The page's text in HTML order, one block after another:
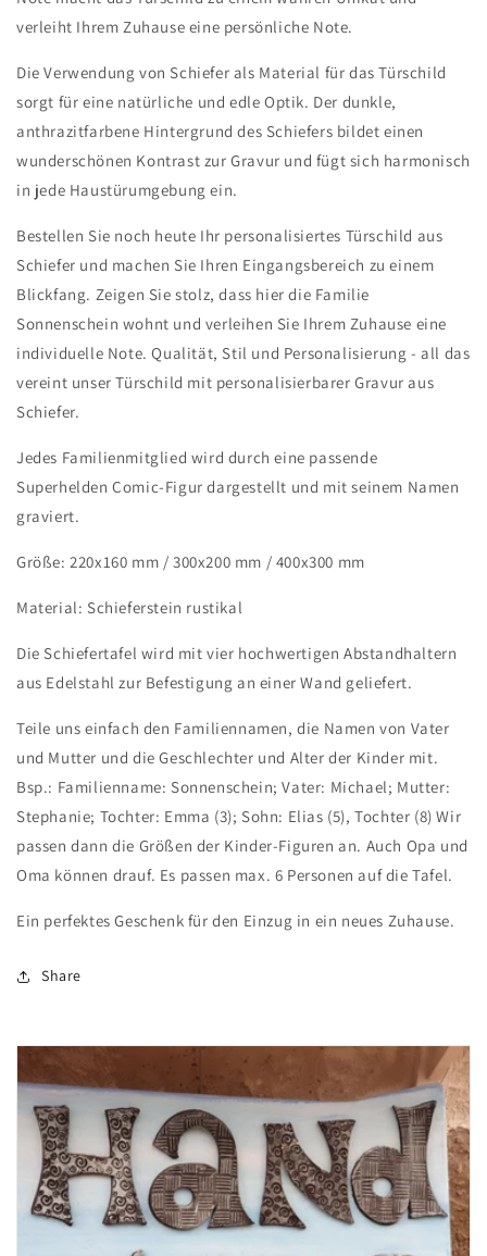
verleiht Ihrem Zuhause eine persönliche Note.
Die Verwendung von Schiefer als Material für das Türschild
sorgt für eine natürliche und edle Optik. Der dunkle,
anthrazitfarbene Hintergrund des Schiefers bildet einen
wunderschönen Kontrast zur Gravur und fügt sich harmonisch
in jede Haustürumgebung ein.
Bestellen Sie noch heute Ihr personalisiertes Türschild aus
Schiefer und machen Sie Ihren Eingangsbereich zu einem
Blickfang. Zeigen Sie stolz, dass hier die Familie
Sonnenschein wohnt und verleihen Sie Ihrem Zuhause eine
individuelle Note. Qualität, Stil und Personalisierung - all das
vereint unser Türschild mit personalisierbarer Gravur aus
Schiefer.
Jedes Familienmitglied wird durch eine passende
Superhelden Comic-Figur dargestellt und mit seinem Namen
graviert.
Größe: 220x160 mm / 300x200 mm / 400x300 mm
Material: Schieferstein rustikal
Die Schiefertafel wird mit vier hochwertigen Abstandhaltern
aus Edelstahl zur Befestigung an einer Wand geliefert.
Teile uns einfach den Familiennamen, die Namen von Vater
und Mutter und die Geschlechter und Alter der Kinder mit.
Bsp.: Familienname: Sonnenschein; Vater: Michael; Mutter:
Stephanie; Tochter: Emma (3); Sohn: Elias (5), Tochter (8) Wir
passen dann die Größen der Kinder-Figuren an. Auch Opa und
Oma können drauf. Es passen max. 6 Personen auf die Tafel.
Ein perfektes Geschenk für den Einzug in ein neues Zuhause.
Share